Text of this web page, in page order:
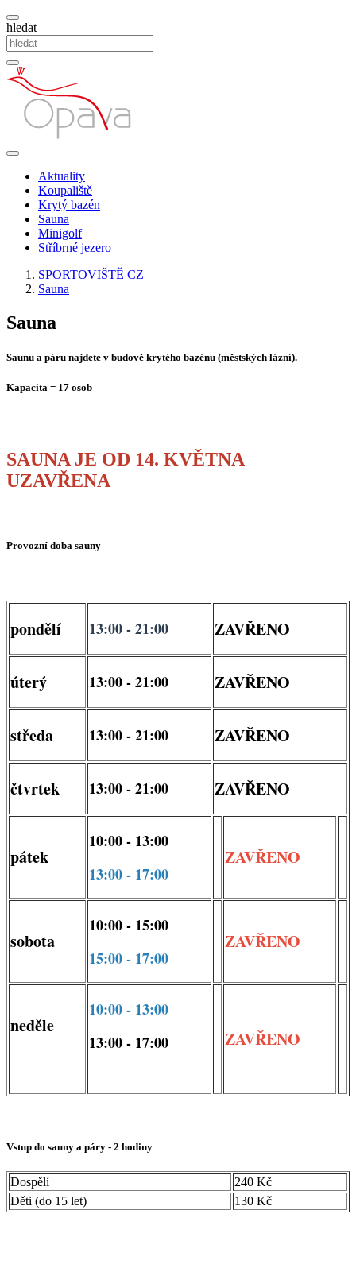
hledat
Aktuality
Koupaliště
Krytý bazén
Sauna
Minigolf
Stříbrné jezero
SPORTOVIŠTĚ CZ
Sauna
Sauna
Saunu a páru najdete v budově krytého bazénu (městských lázní).
Kapacita = 17 osob
SAUNA JE OD 14. KVĚTNA
UZAVŘENA
Provozní doba sauny
pondělí 13:00 - 21:00 ZAVŘENO
úterý 13:00 - 21:00 ZAVŘENO
středa 13:00 - 21:00 ZAVŘENO
čtvrtek 13:00 - 21:00 ZAVŘENO
pátek
10:00 - 13:00
13:00 - 17:00
ZAVŘENO
sobota
10:00 - 15:00
15:00 - 17:00
ZAVŘENO
neděle
10:00 - 13:00
13:00 - 17:00
ZAVŘENO
Vstup do sauny a páry - 2 hodiny
Dospělí
240 Kč
Děti (do 15 let)
130 Kč